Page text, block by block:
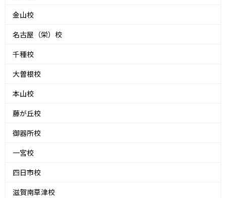
金山校
名古屋（栄）校
千種校
大曽根校
本山校
藤が丘校
御器所校
一宮校
四日市校
滋賀南草津校